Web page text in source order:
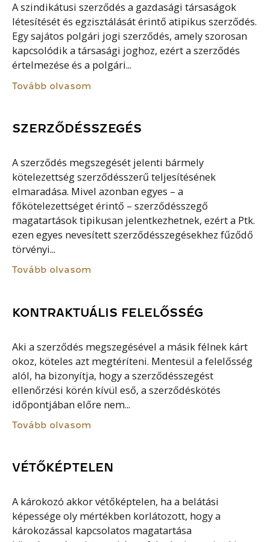
A szindikátusi szerződés a gazdasági társaságok
létesítését és egzisztálását érintő atipikus szerződés.
Egy sajátos polgári jogi szerződés, amely szorosan
kapcsolódik a társasági joghoz, ezért a szerződés
értelmezése és a polgári...
Tovább olvasom
SZERZŐDÉSSZEGÉS
A szerződés megszegését jelenti bármely
kötelezettség szerződésszerű teljesítésének
elmaradása. Mivel azonban egyes – a
főkötelezettséget érintő – szerződésszegő
magatartások tipikusan jelentkezhetnek, ezért a Ptk.
ezen egyes nevesített szerződésszegésekhez fűződő
törvényi...
Tovább olvasom
KONTRAKTUÁLIS FELELŐSSÉG
Aki a szerződés megszegésével a másik félnek kárt
okoz, köteles azt megtéríteni. Mentesül a felelősség
alól, ha bizonyítja, hogy a szerződésszegést
ellenőrzési körén kívül eső, a szerződéskötés
időpontjában előre nem...
Tovább olvasom
VÉTŐKÉPTELEN
A károkozó akkor vétőképtelen, ha a belátási
képessége oly mértékben korlátozott, hogy a
károkozással kapcsolatos magatartása